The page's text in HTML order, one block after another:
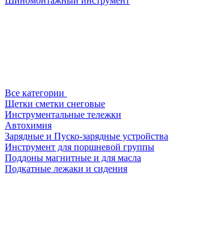
Все категории
Щетки сметки снеговые
Инструментальные тележки
Автохимия
Зарядные и Пуско-зарядные устройства
Инструмент для поршневой группы
Поддоны магнитные и для масла
Подкатные лежаки и сидения